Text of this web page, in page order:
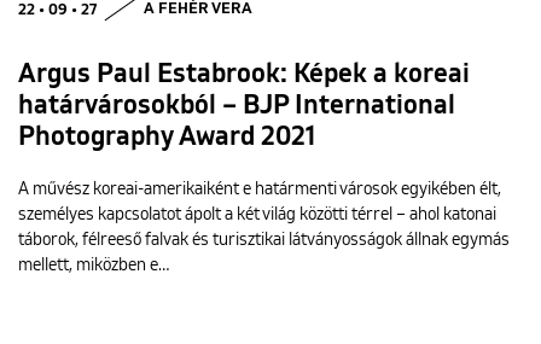
22 • 09 • 27 A FEHÉR VERA
Argus Paul Estabrook: Képek a koreai
határvárosokból – BJP International
Photography Award 2021
A művész koreai-amerikaiként e határmenti városok egyikében élt,
személyes kapcsolatot ápolt a két világ közötti térrel – ahol katonai
táborok, félreeső falvak és turisztikai látványosságok állnak egymás
mellett, miközben e…